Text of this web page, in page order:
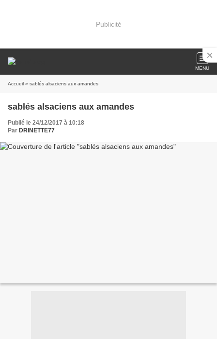
Publicité
MENU
Accueil » sablés alsaciens aux amandes
sablés alsaciens aux amandes
Publié le 24/12/2017 à 10:18
Par DRINETTE77